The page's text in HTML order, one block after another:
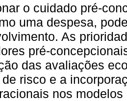
o cuidado pré-
uma despesa,
As
pré-
das avaliações
risco e a
nos